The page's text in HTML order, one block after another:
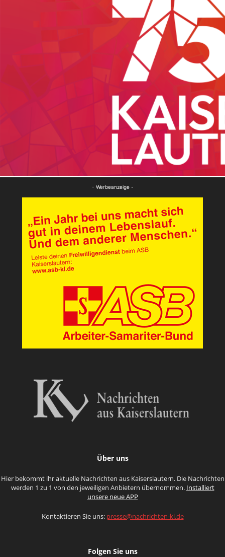
- Werbeanzeige -
Über uns
Hier bekommt ihr aktuelle Nachrichten aus Kaiserslautern. Die Nachrichten
werden 1 zu 1 von den jeweiligen Anbietern übernommen. Installiert
unsere neue APP
Kontaktieren Sie uns: presse@nachrichten-kl.de
Folgen Sie uns